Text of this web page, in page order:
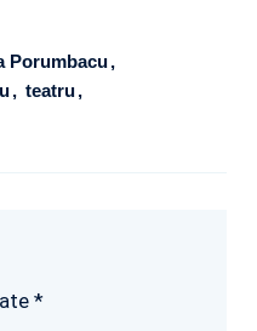
Porumbacu
teatru
*